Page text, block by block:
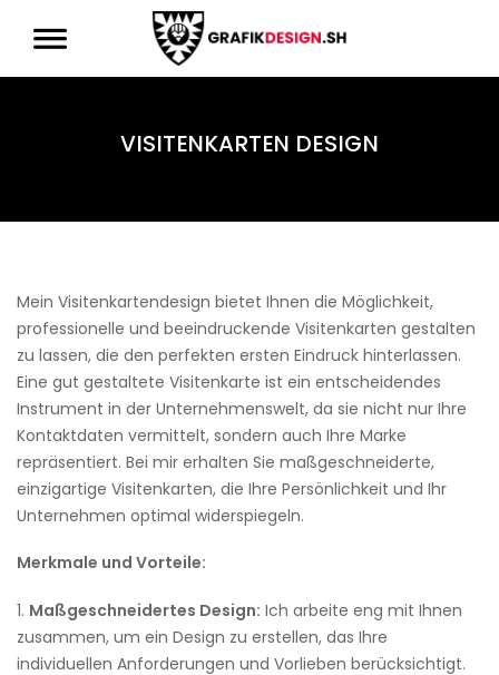
VISITENKARTEN DESIGN
Mein Visitenkartendesign bietet Ihnen die Möglichkeit,
professionelle und beeindruckende Visitenkarten gestalten
zu lassen, die den perfekten ersten Eindruck hinterlassen.
Eine gut gestaltete Visitenkarte ist ein entscheidendes
Instrument in der Unternehmenswelt, da sie nicht nur Ihre
Kontaktdaten vermittelt, sondern auch Ihre Marke
repräsentiert. Bei mir erhalten Sie maßgeschneiderte,
einzigartige Visitenkarten, die Ihre Persönlichkeit und Ihr
Unternehmen optimal widerspiegeln.
Merkmale und Vorteile:
Maßgeschneidertes Design: Ich arbeite eng mit Ihnen
zusammen, um ein Design zu erstellen, das Ihre
individuellen Anforderungen und Vorlieben berücksichtigt.